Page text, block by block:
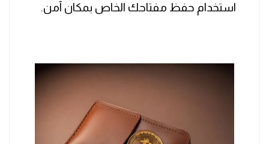
استخدام حفظ مفتاحك الخاص بمكان آمن.